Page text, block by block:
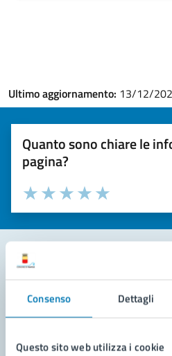
Consenso Dettagli
Questo sito web utilizza i cookie
Ultimo aggiornamento: 13/12/
Quanto sono chiare le
pagina?
Valuta la chiarezza delle informazioni
Seleziona il numero di stelle
Valuta 5 stelle
Valuta 4 stelle su 5
Valuta 3 stelle su 5
Valuta 2 stelle su 5
Valuta 1 stelle su 5
Leggi le domande frequenti
Richiedi assistenza